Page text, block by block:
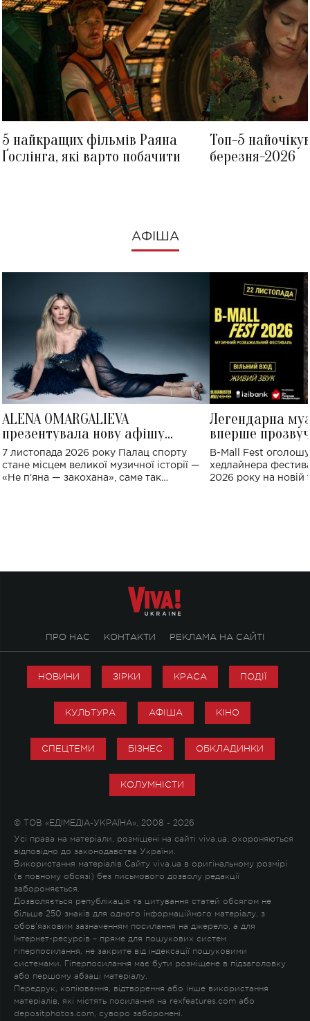
5 найкращих фільмів Раяна
Ґослінга, які варто побачити
Топ-5
березня-2026
АФІША
ALENA OMARGALIEVA
презентувала нову афішу
великого концерту в Палаці
спорту
7 листопада 2026 року Палац спорту
стане місцем великої музичної історії —
«Не пʼяна — закохана», саме так
Легендарна
вперше
Україні: де
B-Mall Fest
хедлайнера
2026 року на новій
ПРО НАС КОНТАКТИ РЕКЛАМА НА САЙТІ
НОВИНИ ЗІРКИ КРАСА ПОДІЇ
КУЛЬТУРА АФІША КІНО
СПЕЦТЕМИ БІЗНЕС ОБКЛАДИНКИ
КОЛУМНІСТИ
© ТОВ «ЕДІМЕДІА-УКРАЇНА», 2008 - 2026
Усі права на матеріали, розміщені на сайті viva.ua, охороняються
відповідно до законодавства України.
Використання матеріалів Сайту viva.ua в оригінальному розмірі
(в повному обсязі) без письмового дозволу редакції
забороняється.
Дозволяється републікація та цитування статей обсягом не
більше 250 знаків для одного інформаційного матеріалу, з
обов'язковим зазначенням посилання на джерело, а для
Інтернет-ресурсів – пряме для пошукових систем
гіперпосилання, не закрите від індексації пошуковими
системами. Гіперпосилання має бути розміщене в підзаголовку
або першому абзаці матеріалу.
Передрук, копіювання, відтворення або інше використання
матеріалів, які містять посилання на rexfeatures.com або
depositphotos.com, суворо заборонені.